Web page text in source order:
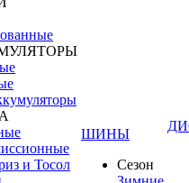
и Тосол
ШИНЫ
Сезон